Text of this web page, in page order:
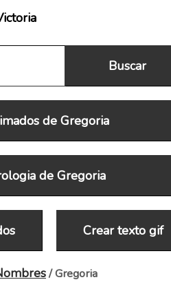
de Gregoria
de Gregoria
Crear texto gif
/ Gregoria